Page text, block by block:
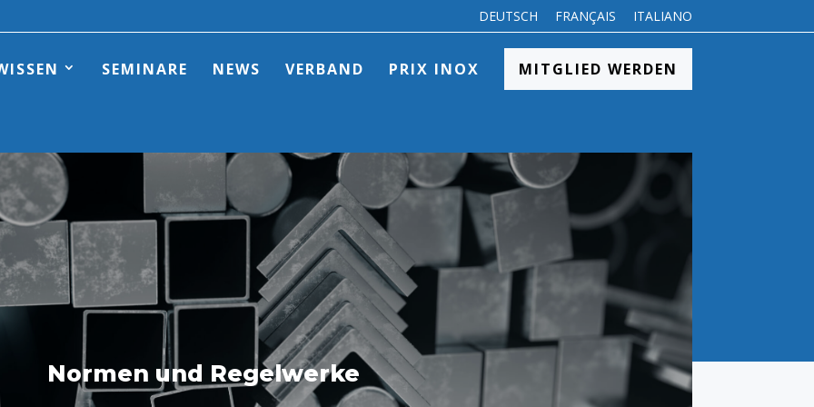
DEUTSCH FRANÇAIS ITALIANO
SEMINARE NEWS VERBAND PRIX INOX MITGLIED WERDEN
Normen und Regelwerke